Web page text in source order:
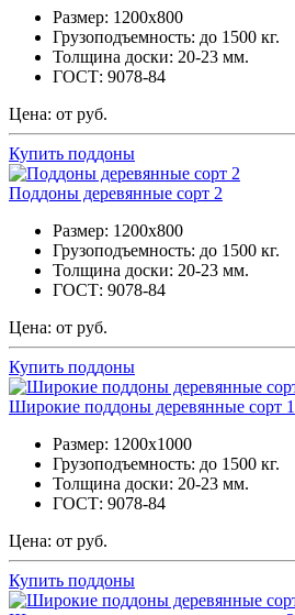
Размер: 1200х800
Грузоподъемность: до 1500 кг.
Толщина доски: 20-23 мм.
ГОСТ: 9078-84
Цена: от руб.
Купить поддоны
Поддоны деревянные сорт 2
Размер: 1200х800
Грузоподъемность: до 1500 кг.
Толщина доски: 20-23 мм.
ГОСТ: 9078-84
Цена: от руб.
Купить поддоны
Широкие поддоны деревянные сорт 1
Размер: 1200х1000
Грузоподъемность: до 1500 кг.
Толщина доски: 20-23 мм.
ГОСТ: 9078-84
Цена: от руб.
Купить поддоны